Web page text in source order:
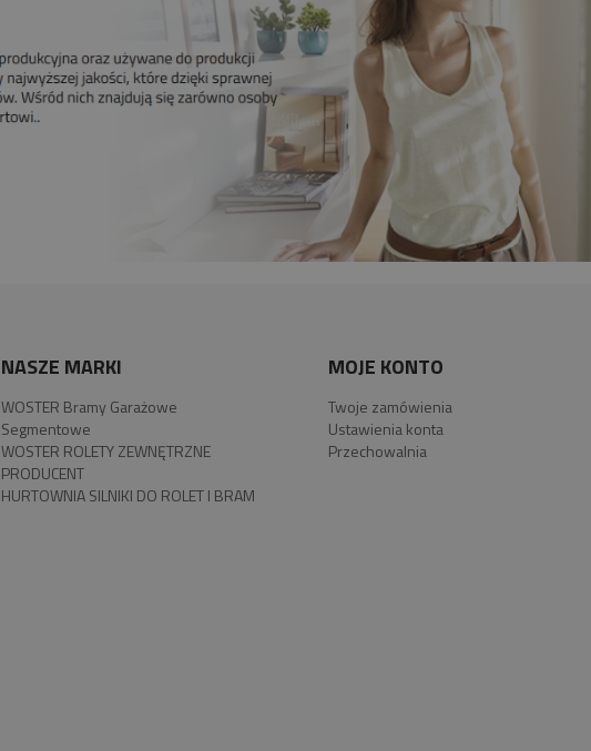
NASZE MARKI
WOSTER Bramy Garażowe
Segmentowe
WOSTER ROLETY ZEWNĘTRZNE
PRODUCENT
HURTOWNIA SILNIKI DO ROLET I BRAM
MOJE KONTO
Twoje zamówienia
Ustawienia konta
Przechowalnia